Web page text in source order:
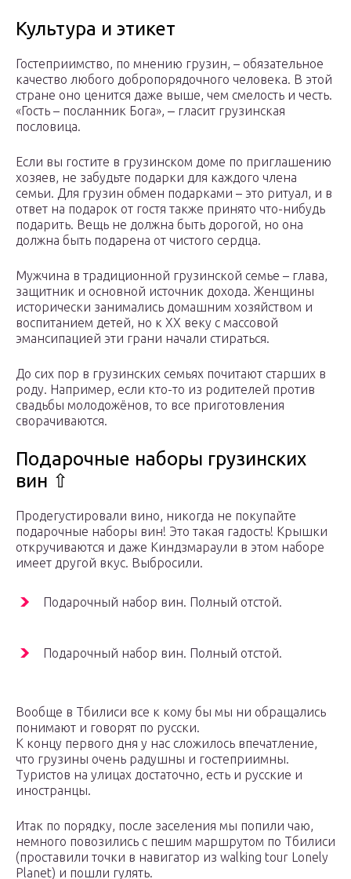
Культура и этикет
Гостеприимство, по мнению грузин, – обязательное
качество любого добропорядочного человека. В этой
стране оно ценится даже выше, чем смелость и честь.
«Гость – посланник Бога», ‒ гласит грузинская
пословица.
Если вы гостите в грузинском доме по приглашению
хозяев, не забудьте подарки для каждого члена
семьи. Для грузин обмен подарками – это ритуал, и в
ответ на подарок от гостя также принято что-нибудь
подарить. Вещь не должна быть дорогой, но она
должна быть подарена от чистого сердца.
Мужчина в традиционной грузинской семье – глава,
защитник и основной источник дохода. Женщины
исторически занимались домашним хозяйством и
воспитанием детей, но к XX веку с массовой
эмансипацией эти грани начали стираться.
До сих пор в грузинских семьях почитают старших в
роду. Например, если кто-то из родителей против
свадьбы молодожёнов, то все приготовления
сворачиваются.
Подарочные наборы грузинских
вин ⇧
Продегустировали вино, никогда не покупайте
подарочные наборы вин! Это такая гадость! Крышки
откручиваются и даже Киндзмараули в этом наборе
имеет другой вкус. Выбросили.
Подарочный набор вин. Полный отстой.
Подарочный набор вин. Полный отстой.
Вообще в Тбилиси все к кому бы мы ни обращались
понимают и говорят по русски.
К концу первого дня у нас сложилось впечатление,
что грузины очень радушны и гостеприимны.
Туристов на улицах достаточно, есть и русские и
иностранцы.
Итак по порядку, после заселения мы попили чаю,
немного повозились с пешим маршрутом по Тбилиси
(проставили точки в навигатор из walking tour Lonely
Planet) и пошли гулять.